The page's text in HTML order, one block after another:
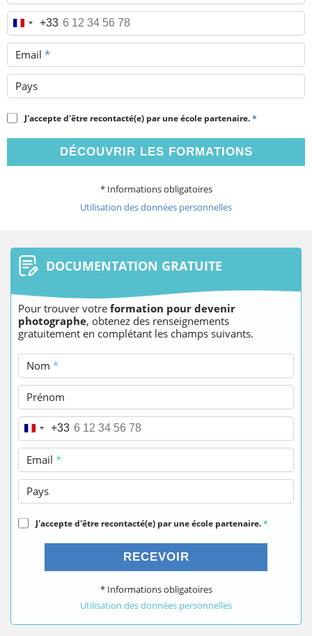
Téléphone *
+33
Email *
Pays
J'accepte d'être recontacté(e) par une école partenaire.*
DÉCOUVRIR LES FORMATIONS
* Informations obligatoires
Utilisation des données personnelles
DOCUMENTATION GRATUITE
Pour trouver votre formation pour devenir
photographe, obtenez des renseignements
gratuitement en complétant les champs suivants.
Nom *
Prénom
Téléphone *
+33
Email *
Pays
J'accepte d'être recontacté(e) par une école partenaire.*
RECEVOIR
* Informations obligatoires
Utilisation des données personnelles